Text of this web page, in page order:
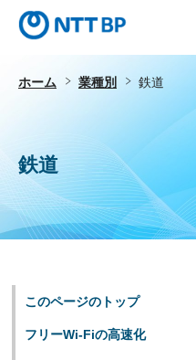
ホーム 業種別 鉄道
鉄道
このページのトップ
フリーWi-Fiの高速化